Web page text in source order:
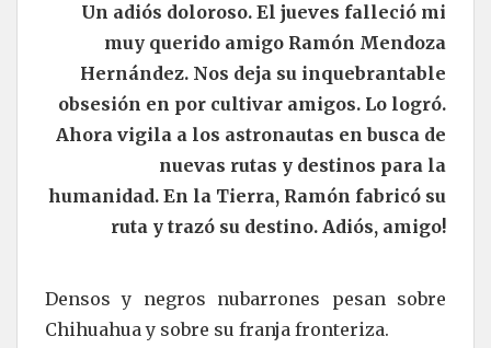
Un adiós doloroso. El jueves falleció mi
muy querido amigo Ramón Mendoza
Hernández. Nos deja su inquebrantable
obsesión en por cultivar amigos. Lo logró.
Ahora vigila a los astronautas en busca de
nuevas rutas y destinos para la
humanidad. En la Tierra, Ramón fabricó su
ruta y trazó su destino. Adiós, amigo!
Densos y negros nubarrones pesan sobre
Chihuahua y sobre su franja fronteriza.